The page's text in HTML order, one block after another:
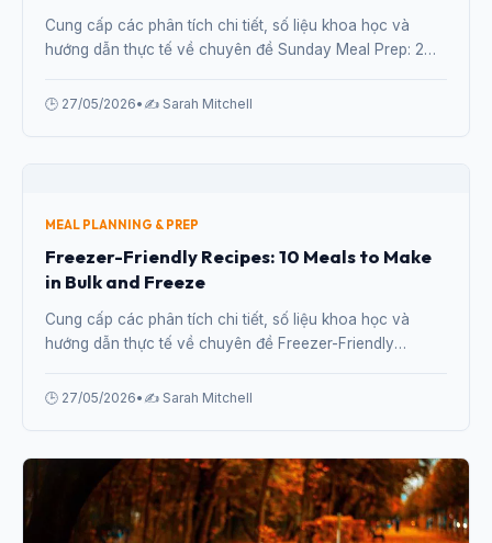
Cung cấp các phân tích chi tiết, số liệu khoa học và
hướng dẫn thực tế về chuyên đề Sunday Meal Prep: 2
🕒 27/05/2026• ✍️ Sarah Mitchell
MEAL PLANNING & PREP
Freezer-Friendly Recipes: 10 Meals to Make
in Bulk and Freeze
Cung cấp các phân tích chi tiết, số liệu khoa học và
hướng dẫn thực tế về chuyên đề Freezer-Friendly
gia.
🕒 27/05/2026• ✍️ Sarah Mitchell